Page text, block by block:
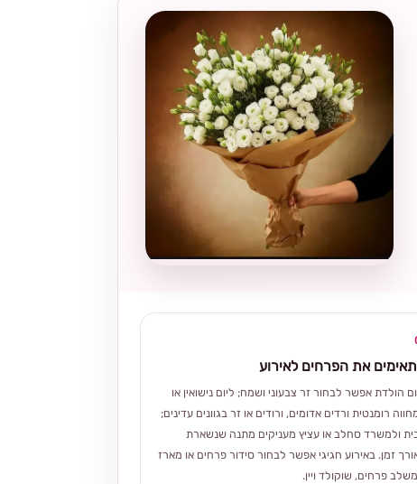
את הפרחים לאירוע
הולדת אפשר לבחור זר צבעוני ושמח; ליום נישואין או
רומנטית ורדים אדומים, ורודים או זר בגוונים עדינים;
ולמשרד סחלב או עציץ מעניקים מתנה שנשארת
זמן. באירוע חגיגי אפשר לבחור סידור פרחים או מארז
פרחים, שוקולד ויין.